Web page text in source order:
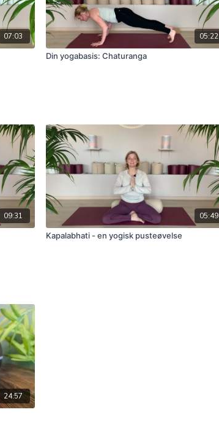
07:03
05:22
Din yogabasis: Chaturanga
09:31
05:49
Kapalabhati - en yogisk pusteøvelse
24:57